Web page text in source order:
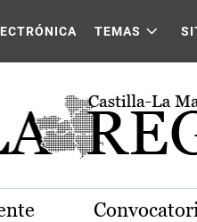
La TEMAS